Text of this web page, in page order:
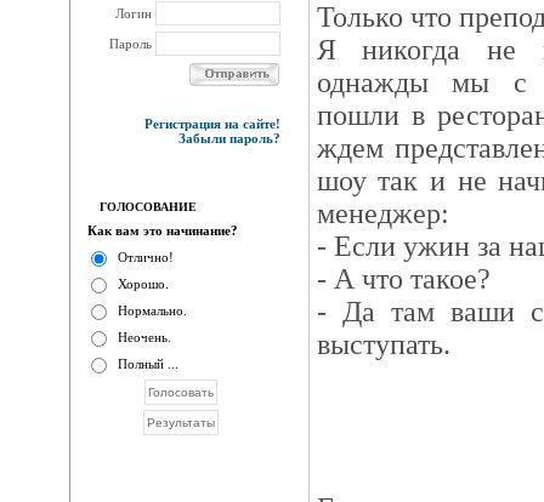
Логин
Пароль
Регистрация на сайте!
Забыли пароль?
ГОЛОСОВАНИЕ
Как вам это начинание?
Отлично!
Хорошо.
Нормально.
Неочень.
Полный ...
Только что
Я никогда не
однажды мы с
пошли в
ждем
шоу так и не
менеджер:
- Если ужин за
- А что такое?
- Да там ваши
выступать.